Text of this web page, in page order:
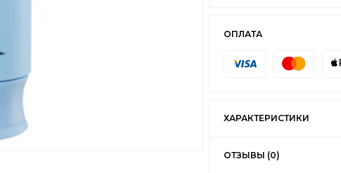
ОПЛАТА
ХАРАКТЕРИСТИКИ
ОТЗЫВЫ (0)